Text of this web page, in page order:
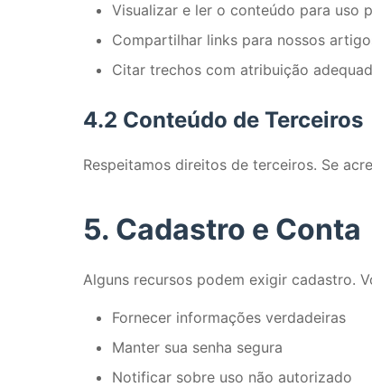
Visualizar e ler o conteúdo para uso
Compartilhar links para nossos
Citar trechos com atribuição
4.2 Conteúdo de Terceiros
Respeitamos direitos de terceiros. Se
5. Cadastro e Conta
Alguns recursos podem exigir cadastro.
Fornecer informações verdadeiras
Manter sua senha segura
Notificar sobre uso não autorizado